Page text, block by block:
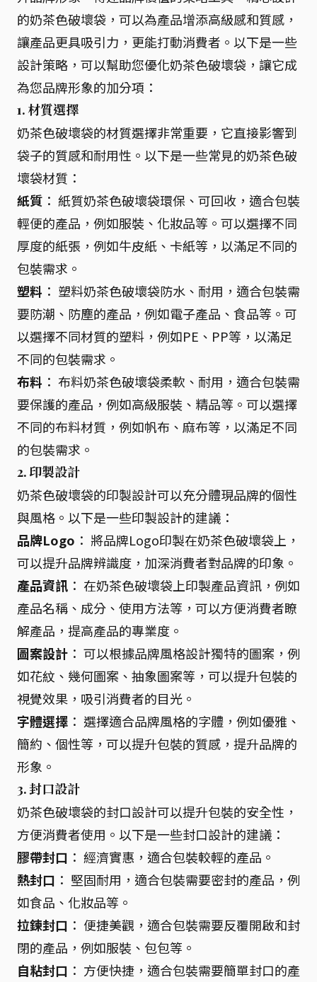
的奶茶色破壞袋，可以為產品增添高級感和質感，
讓產品更具吸引力，更能打動消費者。以下是一些
設計策略，可以幫助您優化奶茶色破壞袋，讓它成
為您品牌形象的加分項：
1. 材質選擇
奶茶色破壞袋的材質選擇非常重要，它直接影響到
袋子的質感和耐用性。以下是一些常見的奶茶色破
壞袋材質：
紙質 ： 紙質奶茶色破壞袋環保、可回收，適合包裝
輕便的產品，例如服裝、化妝品等。可以選擇不同
厚度的紙張，例如牛皮紙、卡紙等，以滿足不同的
包裝需求。
塑料 ： 塑料奶茶色破壞袋防水、耐用，適合包裝需
要防潮、防塵的產品，例如電子產品、食品等。可
以選擇不同材質的塑料，例如PE、PP等，以滿足
不同的包裝需求。
布料 ： 布料奶茶色破壞袋柔軟、耐用，適合包裝需
要保護的產品，例如高級服裝、精品等。可以選擇
不同的布料材質，例如帆布、麻布等，以滿足不同
的包裝需求。
2. 印製設計
奶茶色破壞袋的印製設計可以充分體現品牌的個性
與風格。以下是一些印製設計的建議：
品牌Logo ： 將品牌Logo印製在奶茶色破壞袋上，
可以提升品牌辨識度，加深消費者對品牌的印象。
產品資訊 ： 在奶茶色破壞袋上印製產品資訊，例如
產品名稱、成分、使用方法等，可以方便消費者瞭
解產品，提高產品的專業度。
圖案設計 ： 可以根據品牌風格設計獨特的圖案，例
如花紋、幾何圖案、抽象圖案等，可以提升包裝的
視覺效果，吸引消費者的目光。
字體選擇 ： 選擇適合品牌風格的字體，例如優雅、
簡約、個性等，可以提升包裝的質感，提升品牌的
形象。
3. 封口設計
奶茶色破壞袋的封口設計可以提升包裝的安全性，
方便消費者使用。以下是一些封口設計的建議：
膠帶封口 ： 經濟實惠，適合包裝較輕的產品。
熱封口 ： 堅固耐用，適合包裝需要密封的產品，例
如食品、化妝品等。
拉鍊封口 ： 便捷美觀，適合包裝需要反覆開啟和封
閉的產品，例如服裝、包包等。
自粘封口 ： 方便快捷，適合包裝需要簡單封口的產